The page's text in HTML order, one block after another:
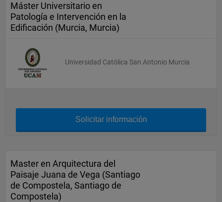
Máster Universitario en
Patología e Intervención en la
Edificación (Murcia, Murcia)
Universidad Católica San Antonio Murcia
Solicitar información
Master en Arquitectura del
Paisaje Juana de Vega (Santiago
de Compostela, Santiago de
Compostela)